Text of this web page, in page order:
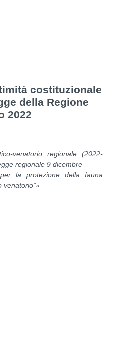
costituzionale
della Regione
2022
venatorio regionale (2022-
regionale 9 dicembre
la protezione della fauna
venatorio”»